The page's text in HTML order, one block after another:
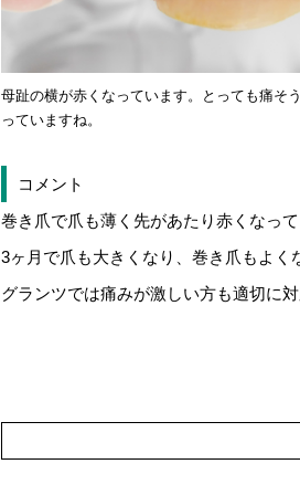
母趾の横が赤くなっています。とっても痛そ
っていますね。
コメント
巻き爪で爪も薄く先があたり赤くなっ
3ヶ月で爪も大きくなり、巻き爪もよく
グランツでは痛みが激しい方も適切に